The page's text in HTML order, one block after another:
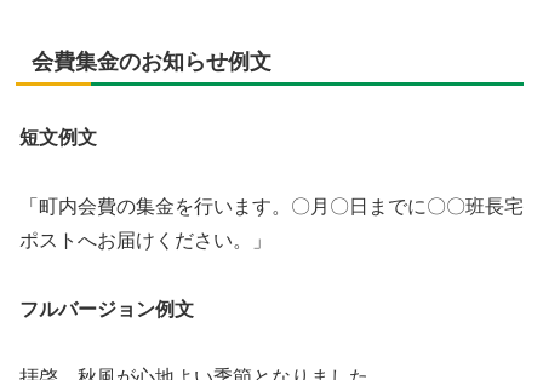
会費集金のお知らせ例文
短文例文
「町内会費の集金を行います。〇月〇日までに〇〇班長宅
ポストへお届けください。」
フルバージョン例文